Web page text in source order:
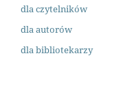
dla czytelników
dla autorów
dla bibliotekarzy